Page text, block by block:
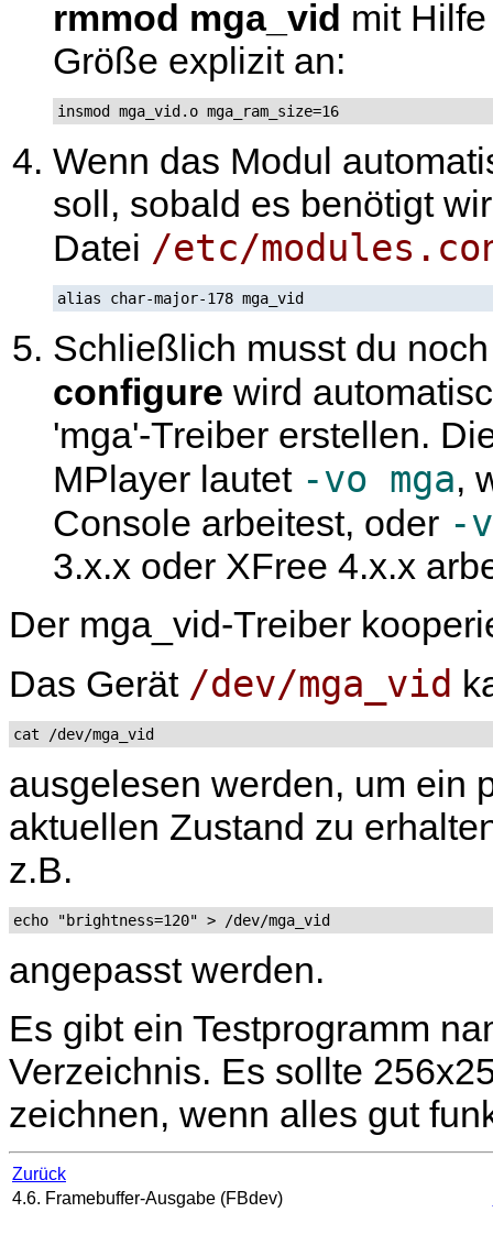
rmmod mga_vid mit
Größe explizit an:
insmod mga_vid.o mga_ram_size=16
Wenn das Modul
soll, sobald es benötigt
Datei /etc/
alias char-major-178 mga_vid
Schließlich musst du
configure wird
'mga'-Treiber erstellen.
MPlayer lautet -vo mga,
Console arbeitest, oder -
3.x.x oder XFree 4.x.x
Der mga_vid-Treiber
Das Gerät /dev/mga_vid
cat /dev/mga_vid
ausgelesen werden, um ein
aktuellen Zustand zu
z.B.
echo "brightness=120" > /dev/mga_vid
angepasst werden.
Es gibt ein Testprogramm
Verzeichnis. Es sollte
zeichnen, wenn alles gut
Zurück
4.6. Framebuffer-Ausgabe (FBdev)